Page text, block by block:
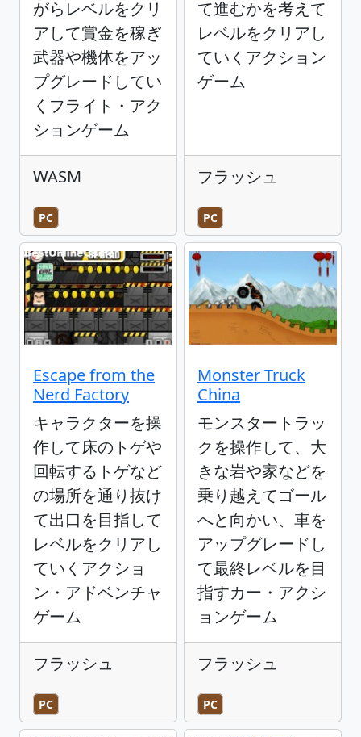
がらレベルをクリ
アして賞金を稼ぎ
武器や機体をアッ
プグレードしてい
くフライト・アク
ションゲーム
WASM
PC
て進むかを考えて
レベルをクリアし
ていくアクション
ゲーム
フラッシュ
PC
Escape from the
Nerd Factory
キャラクターを操
作して床のトゲや
回転するトゲなど
の場所を通り抜け
て出口を目指して
レベルをクリアし
ていくアクショ
ン・アドベンチャ
ゲーム
フラッシュ
PC
Monster Truck
China
モンスタートラッ
クを操作して、大
きな岩や家などを
乗り越えてゴール
へと向かい、車を
アップグレードし
て最終レベルを目
指すカー・アクシ
ョンゲーム
フラッシュ
PC